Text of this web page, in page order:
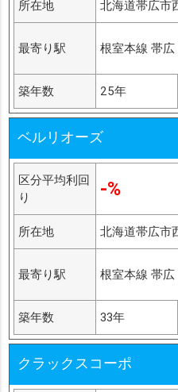
所在地 北海道帯広市
最寄り駅 根室本線 帯広
築年数 25年
ベルリオーズ
区分平均利回
り
-%
所在地 北海道帯広市
最寄り駅 根室本線 帯広
築年数 33年
クラックスコーポ